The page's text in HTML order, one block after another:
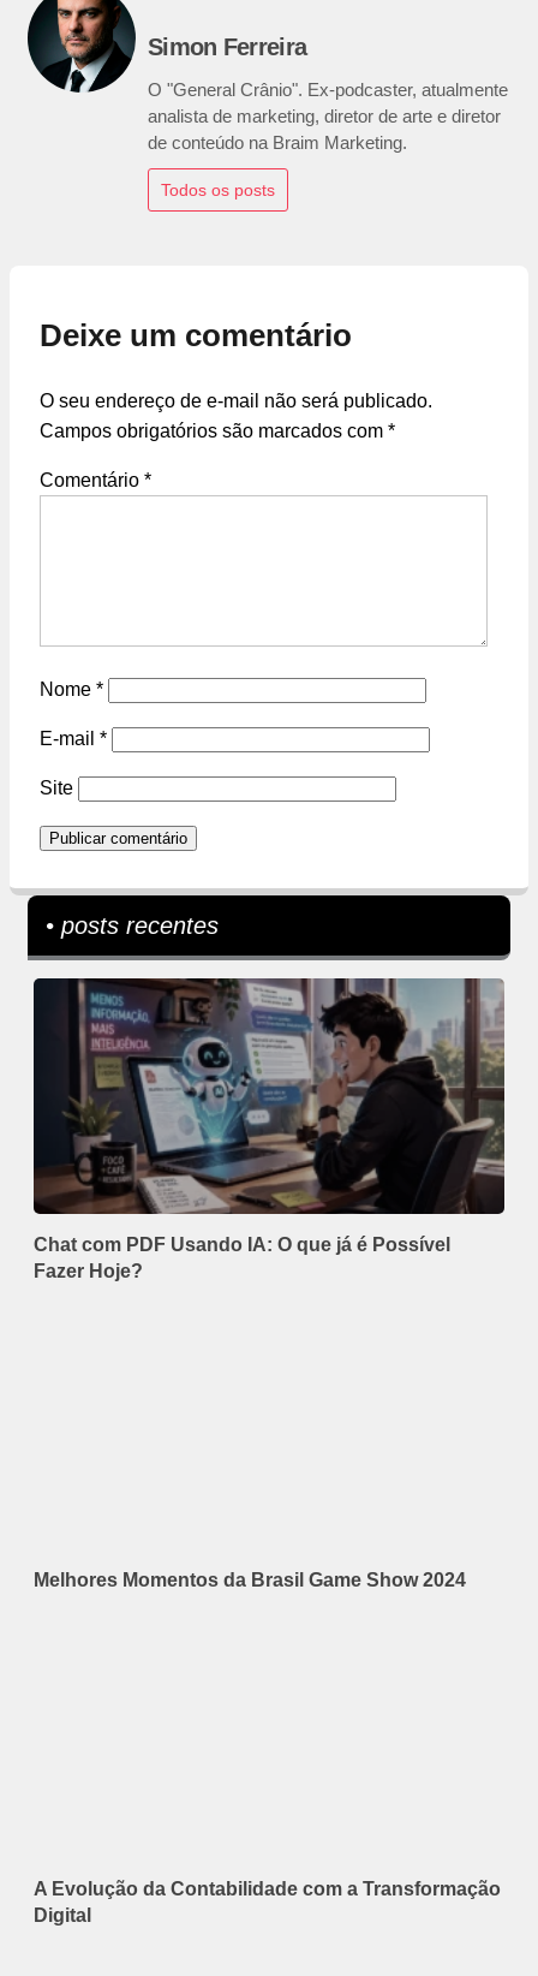
Simon Ferreira
O "General Crânio". Ex-podcaster, atualmente
analista de marketing, diretor de arte e diretor
de conteúdo na Braim Marketing.
Todos os posts
Deixe um comentário
O seu endereço de e-mail não será publicado.
Campos obrigatórios são marcados com *
Comentário *
Nome *
E-mail *
Site
• posts recentes
Chat com PDF Usando IA: O que já é Possível
Fazer Hoje?
Melhores Momentos da Brasil Game Show 2024
A Evolução da Contabilidade com a Transformação
Digital